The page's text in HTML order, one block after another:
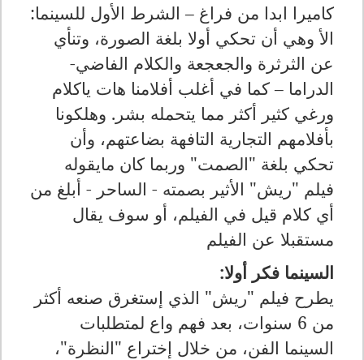
كاميرا ابدا من فراغ – الشرط الأول للسينما:
الأ وهي أن تحكي أولا بلغة الصورة، وتنأي
عن الثرثرة والجعجعة والكلام الفاضي-
الدراما – كما في أغلب أفلامنا هات ياكلام
ورغي كثير أكثر مما يتحمله بشر. وهلكونا
بأفلامهم التجارية التافهة بضاعتهم، وأن
تحكي بلغة "الصمت" وربما كان مايقوله
فيلم "ريش" الأثير بصمته - الساحر - أبلغ من
أي كلام قيل في الفيلم، أو سوف يقال
مستقبلا عن الفيلم
السينما فكر أولا:
يطرح فيلم "ريش" الذي إستغرق صنعه أكثر
من 6 سنوات، بعد فهم واع لمتطلبات
السينما الفن، من خلال إختراع "النظرة"،